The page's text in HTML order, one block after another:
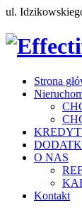
ul.
Strona
O NAS
Kontakt